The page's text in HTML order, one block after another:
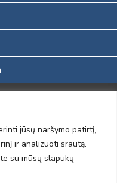
jūsų naršymo patirtį,
ir analizuoti srautą.
su mūsų slapukų
Europos
mechanizmų iš dalies
sustiprinimas ir įvaizdžio
tyrimų veiklą“
NVO-1EEE/NOR-02-